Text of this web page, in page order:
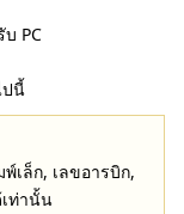
PC
ปนี้
เล็ก, เลขอารบิก,
เท่านั้น